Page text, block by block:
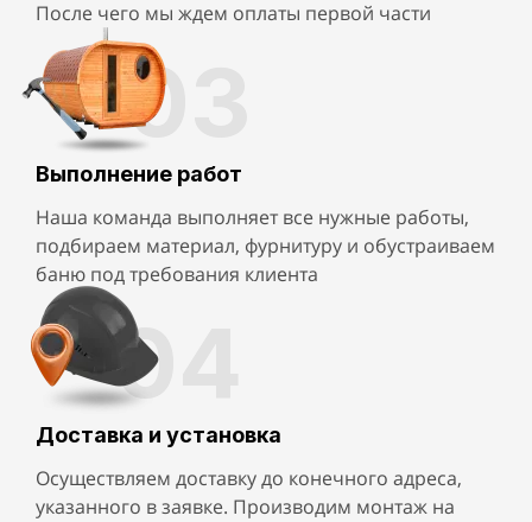
После чего мы ждем оплаты первой части
03
Выполнение работ
Наша команда выполняет все нужные работы,
подбираем материал, фурнитуру и обустраиваем
баню под требования клиента
04
Доставка и установка
Осуществляем доставку до конечного адреса,
указанного в заявке. Производим монтаж на